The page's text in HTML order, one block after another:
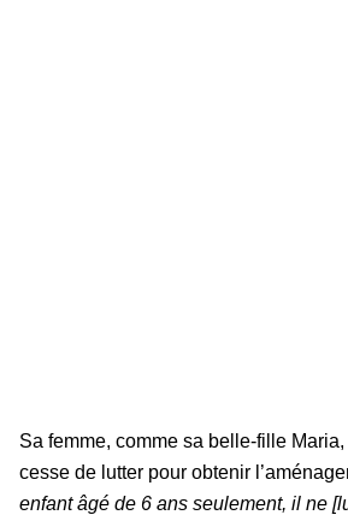
Sa femme, comme sa belle-fille
cesse de lutter pour obtenir
enfant âgé de 6 ans seulement, il ne